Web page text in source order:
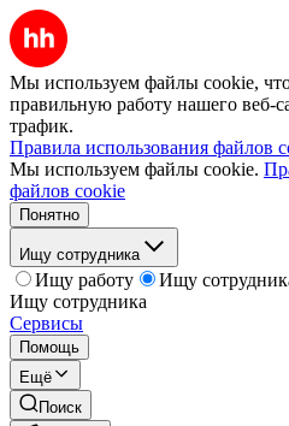
Мы используем файлы cookie,
правильную работу нашего веб-
трафик.
Правила использования файлов
Мы используем файлы cookie.
файлов cookie
Понятно
Ищу сотрудника
Ищу работу
Ищу
Ищу сотрудника
Сервисы
Помощь
Ещё
Поиск